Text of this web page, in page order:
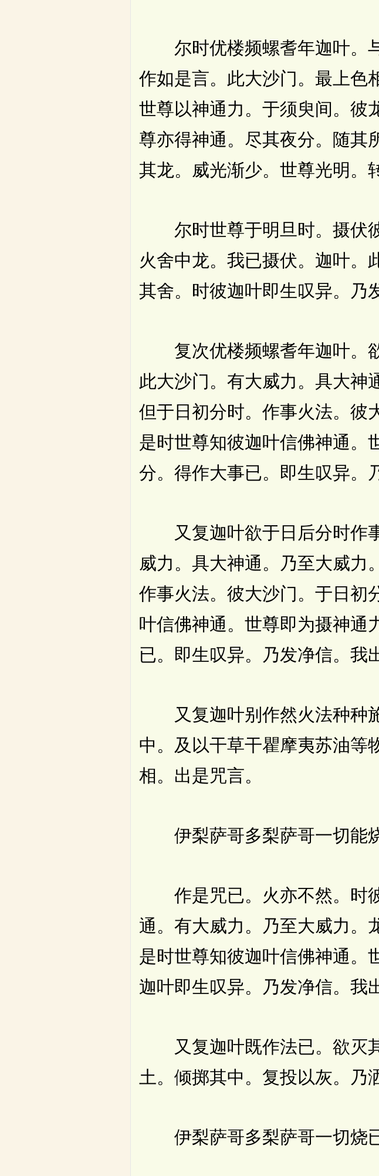
尔时优楼频螺耆年迦叶。与
作如是言。此大沙门。最上色
世尊以神通力。于须臾间。彼
尊亦得神通。尽其夜分。随其
其龙。威光渐少。世尊光明。
尔时世尊于明旦时。摄伏
火舍中龙。我已摄伏。迦叶。
其舍。时彼迦叶即生叹异。乃
复次优楼频螺耆年迦叶。欲
此大沙门。有大威力。具大神
但于日初分时。作事火法。彼
是时世尊知彼迦叶信佛神通。
分。得作大事已。即生叹异。
又复迦叶欲于日后分时作
威力。具大神通。乃至大威力
作事火法。彼大沙门。于日初
叶信佛神通。世尊即为摄神通
已。即生叹异。乃发净信。我
又复迦叶别作然火法种种
中。及以干草干瞿摩夷苏油等
相。出是咒言。
伊梨萨哥多梨萨哥一切能烧
作是咒已。火亦不然。时
通。有大威力。乃至大威力。
是时世尊知彼迦叶信佛神通。
迦叶即生叹异。乃发净信。我
又复迦叶既作法已。欲灭
土。倾掷其中。复投以灰。乃
伊梨萨哥多梨萨哥一切烧已